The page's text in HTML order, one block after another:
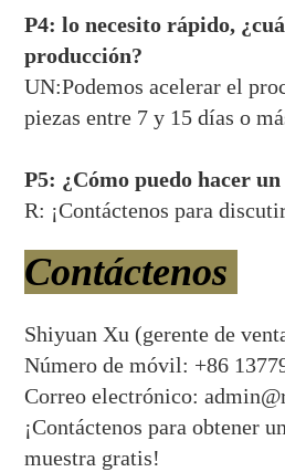
P4: lo necesito rápido,
producción?
UN:Podemos acelerar el
piezas entre 7 y 15 días o
P5: ¿Cómo puedo hacer
R: ¡Contáctenos para
Contáctenos
Shiyuan Xu (gerente de
Número de móvil: +86
Correo electrónico:
¡Contáctenos para obtener
muestra gratis!